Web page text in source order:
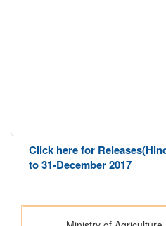
Click here for
to 31-December 2017